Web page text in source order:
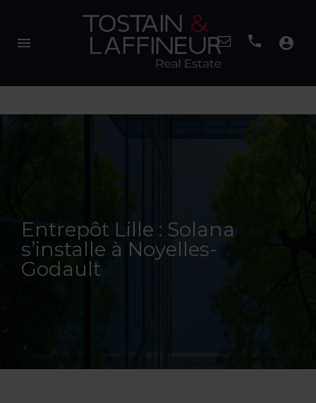
menu account_circle
Entrepôt Lille : Solana
s’installe à Noyelles-
Godault